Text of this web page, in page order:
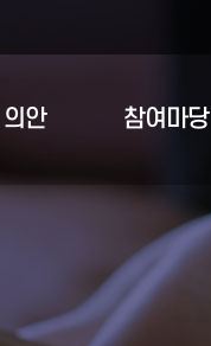
의안 참여마당